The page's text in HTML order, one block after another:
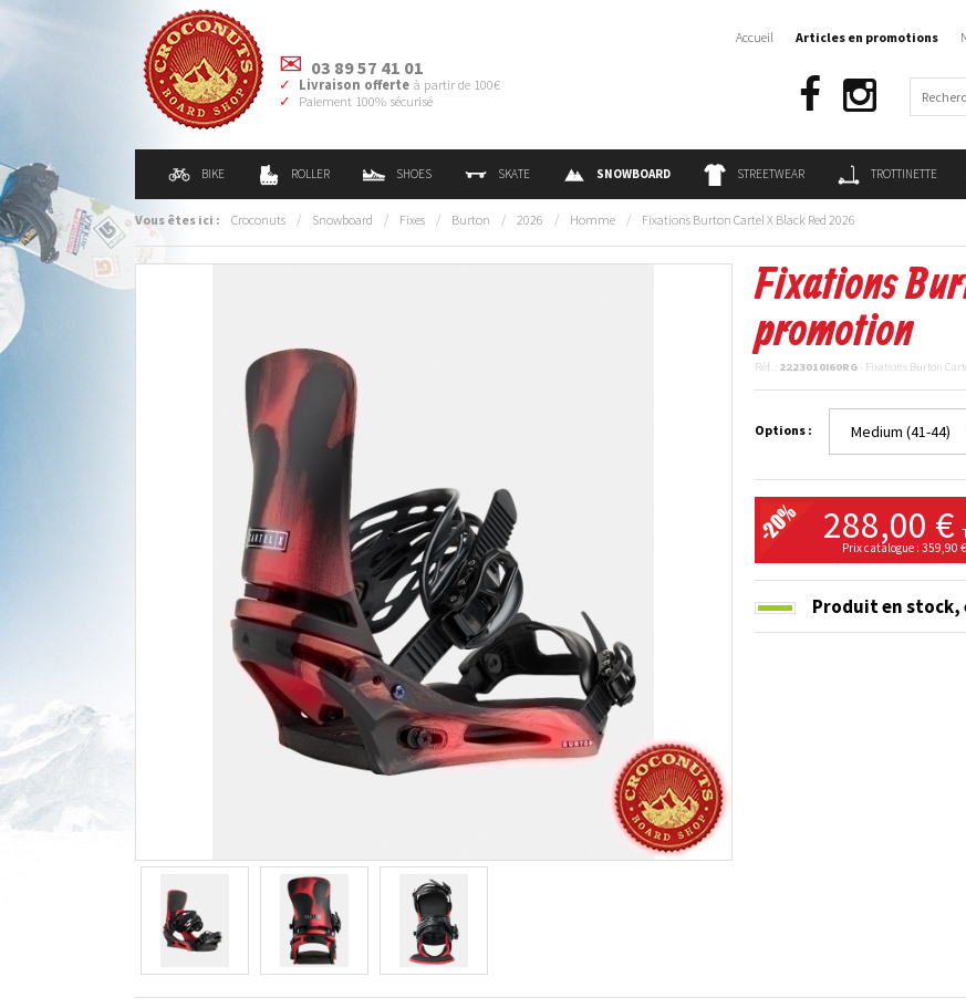
03 89 57 41 01
Livraison offerte à partir de 100€
Paiement 100% sécurisé
BIKE ROLLER SHOES SKATE SNOWBOARD STREETWEAR TROTTINETTE
Accueil Articles en promotions
Vous êtes ici : Croconuts / Snowboard / Fixes / Burton / 2026 / Homme / Fixations Burton Cartel X Black Red 2026
Fixations
promotion
Réf. : 2223010I60RG - Fixations Burton
Options :
288,00 €
Prix catalogue : 359,90 €
Produit en stock,